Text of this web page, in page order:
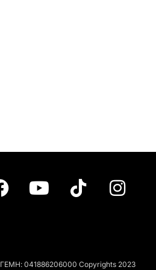
ΓΕΜΗ: 041886206000 Copyrights 2023